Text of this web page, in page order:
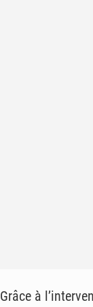
Grâce à